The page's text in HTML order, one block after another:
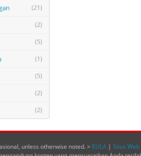
(21)
(2)
(5)
(1)
(5)
(2)
(2)
unless otherwise noted. > EULA | Situs